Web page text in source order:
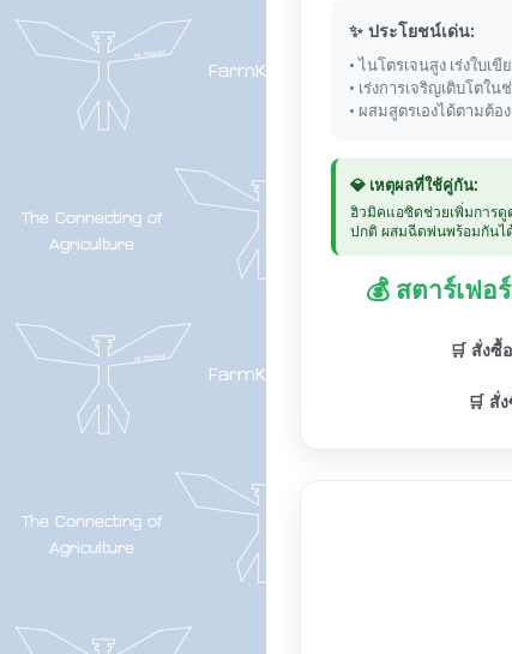
✨ ประโยชน์เด่น:
• ไนโตรเจนสูง เร่งใบเขี
• เร่งการเจริญเติบโตใน
• ผสมสูตรเองได้ตามต้อ
💎 เหตุผลที่ใช้คู่กัน:
ฮิวมิคแอซิดช่วยเพิ่มการดู
ปกติ ผสมฉีดพ่นพร้อมกันไ
💰 สตาร์เฟ
🛒 สั่งซื้
🛒 สั่